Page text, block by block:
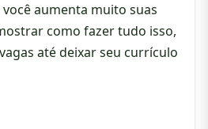
aumenta muito suas
como fazer tudo isso,
até deixar seu currículo